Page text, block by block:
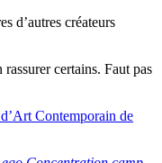
d’autres créateurs
certains. Faut pas
Contemporain de